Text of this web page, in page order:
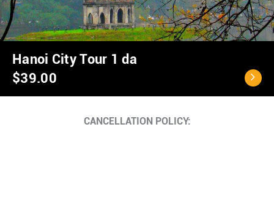
Ho Chi Minh City - C
$40.00
Cancellation Policy